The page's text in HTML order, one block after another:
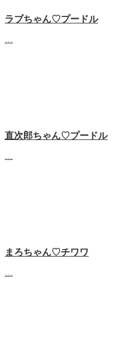
ラブちゃん♡プードル
直次郎ちゃん♡プードル
まろちゃん♡チワワ